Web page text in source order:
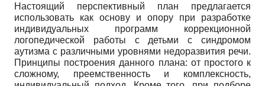
Настоящий перспективный план предлагается
использовать как основу и опору при разработке
индивидуальных программ коррекционной
логопедической работы с детьми с синдромом
аутизма с различными уровнями недоразвития речи.
Принципы построения данного плана: от простого к
сложному, преемственность и комплексность,